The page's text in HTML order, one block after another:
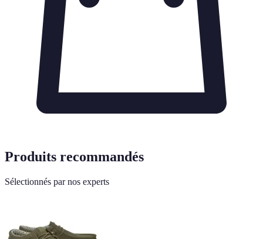
Produits recommandés
Sélectionnés par nos experts